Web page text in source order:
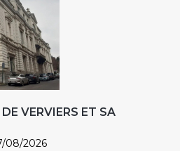
VERVIERS ET SA
08/2026